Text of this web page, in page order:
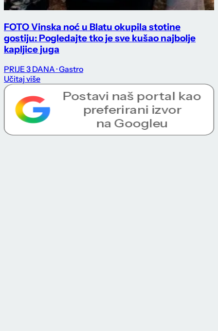
FOTO Vinska noć u Blatu okupila stotine
gostiju: Pogledajte tko je sve kušao najbolje
kapljice juga
PRIJE 3 DANA · Gastro
Učitaj više